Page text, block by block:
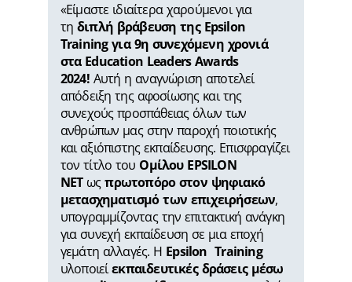
«Είμαστε ιδιαίτερα χαρούμενοι για
τη διπλή βράβευση της Epsilon
Training για 9η συνεχόμενη χρονιά
στα Education Leaders Awards
2024!Αυτή η αναγνώριση αποτελεί
απόδειξη της αφοσίωσης και της
συνεχούς προσπάθειας όλων των
ανθρώπων μας στην παροχή ποιοτικής
και αξιόπιστης εκπαίδευσης. Επισφραγίζει
τον τίτλο του Ομίλου EPSILON
NETωςπρωτοπόρο στον ψηφιακό
μετασχηματισμό των επιχειρήσεων,
υπογραμμίζοντας την επιτακτική ανάγκη
για συνεχή εκπαίδευση σε μια εποχή
γεμάτη αλλαγές. Η Epsilon Training
υλοποιείεκπαιδευτικές δράσεις μέσω